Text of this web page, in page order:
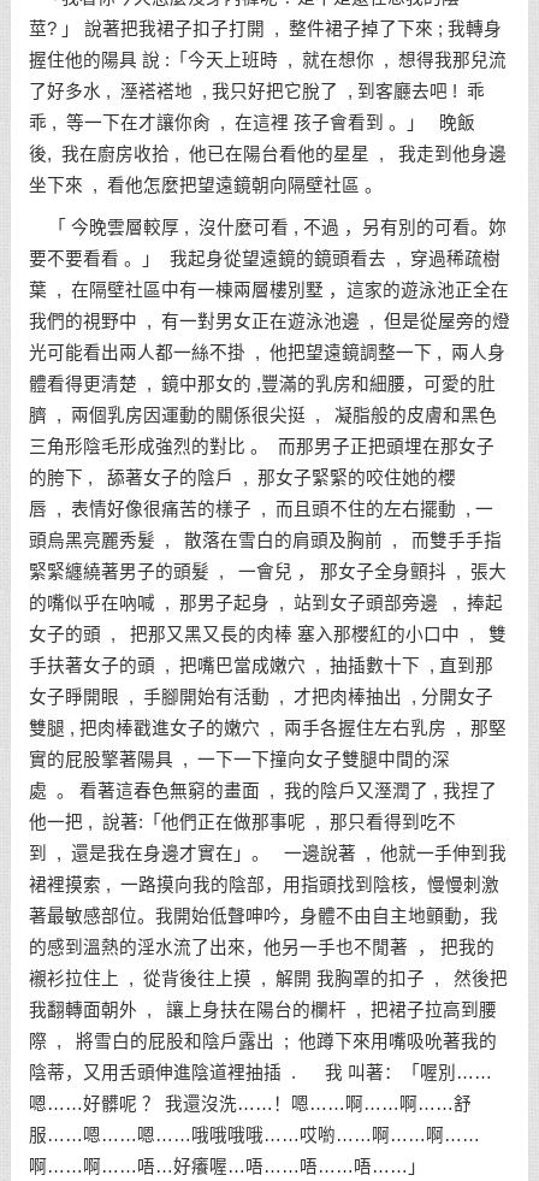
莖? 」 說著把我裙子扣子打開 , 整件裙子掉了下來 ; 我轉身
握住他的陽具 說 :「今天上班時 , 就在想你 , 想得我那兒流
了好多水 , 溼褡褡地 , 我只好把它脫了 , 到客廳去吧 ! 乖
乖 , 等一下在才讓你肏 , 在這裡 孩子會看到 。」 晚飯
後, 我在廚房收拾 , 他已在陽台看他的星星 , 我走到他身邊
坐下來 , 看他怎麼把望遠鏡朝向隔壁社區 。
「 今晚雲層較厚 , 沒什麼可看 , 不過 ，另有別的可看。妳
要不要看看 。」 我起身從望遠鏡的鏡頭看去 , 穿過稀疏樹
葉 , 在隔壁社區中有一棟兩層樓別墅 ，這家的遊泳池正全在
我們的視野中 , 有一對男女正在遊泳池邊 , 但是從屋旁的燈
光可能看出兩人都一絲不掛 , 他把望遠鏡調整一下 , 兩人身
體看得更清楚 , 鏡中那女的 ,豐滿的乳房和細腰，可愛的肚
臍 , 兩個乳房因運動的關係很尖挺 , 凝脂般的皮膚和黑色
三角形陰毛形成強烈的對比 。 而那男子正把頭埋在那女子
的胯下 , 舔著女子的陰戶 , 那女子緊緊的咬住她的櫻
唇 , 表情好像很痛苦的樣子 , 而且頭不住的左右擺動 , 一
頭烏黑亮麗秀髮 , 散落在雪白的肩頭及胸前 , 而雙手手指
緊緊纏繞著男子的頭髮 , 一會兒 ， 那女子全身顫抖 , 張大
的嘴似乎在吶喊 , 那男子起身 , 站到女子頭部旁邊 , 捧起
女子的頭 , 把那又黑又長的肉棒 塞入那櫻紅的小口中 , 雙
手扶著女子的頭 , 把嘴巴當成嫩穴 , 抽插數十下 , 直到那
女子睜開眼 , 手腳開始有活動 , 才把肉棒抽出 , 分開女子
雙腿 , 把肉棒戳進女子的嫩穴 , 兩手各握住左右乳房 , 那堅
實的屁股擎著陽具 , 一下一下撞向女子雙腿中間的深
處 。 看著這春色無窮的畫面 , 我的陰戶又溼潤了 , 我捏了
他一把 , 說著:「他們正在做那事呢 , 那只看得到吃不
到 , 還是我在身邊才實在」。 一邊說著 , 他就一手伸到我
裙裡摸索 , 一路摸向我的陰部，用指頭找到陰核，慢慢刺激
著最敏感部位。我開始低聲呻吟，身體不由自主地顫動，我
的感到溫熱的淫水流了出來，他另一手也不閒著 ， 把我的
襯衫拉住上 , 從背後往上摸 , 解開 我胸罩的扣子 , 然後把
我翻轉面朝外 , 讓上身扶在陽台的欄杆 , 把裙子拉高到腰
際 , 將雪白的屁股和陰戶露出 ; 他蹲下來用嘴吸吮著我的
陰蒂，又用舌頭伸進陰道裡抽插 . 我 叫著：「喔別……
嗯……好髒呢 ？ 我還沒洗……！嗯……啊……啊……舒
服……嗯……嗯……哦哦哦哦……哎喲……啊……啊……
啊……啊……唔…好癢喔…唔……唔……唔……」